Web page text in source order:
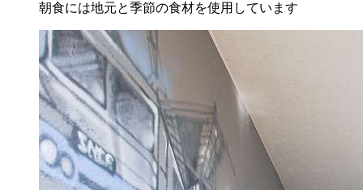
朝食には地元と季節の食材を使用しています